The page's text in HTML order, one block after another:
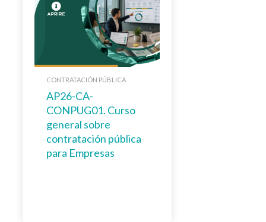
CONTRATACIÓN PÚBLICA
AP26-CA-
CONPUG01. Curso
general sobre
contratación pública
para Empresas